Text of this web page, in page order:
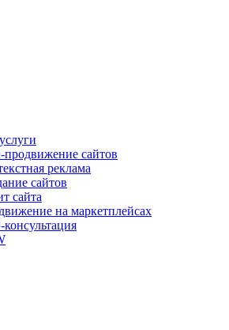
продвижение сайтов
реклама
сайтов
сайта
на маркетплейсах
консультация